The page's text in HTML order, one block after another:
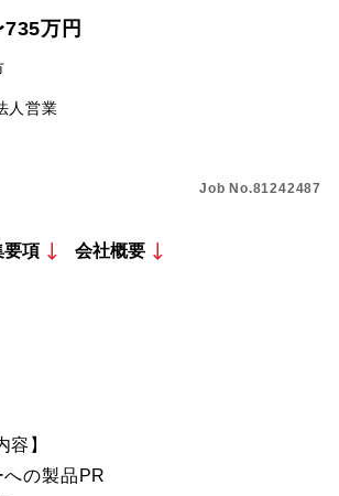
万円
人営業
Job No.81242487
要項 会社概要
容】
の製品PR